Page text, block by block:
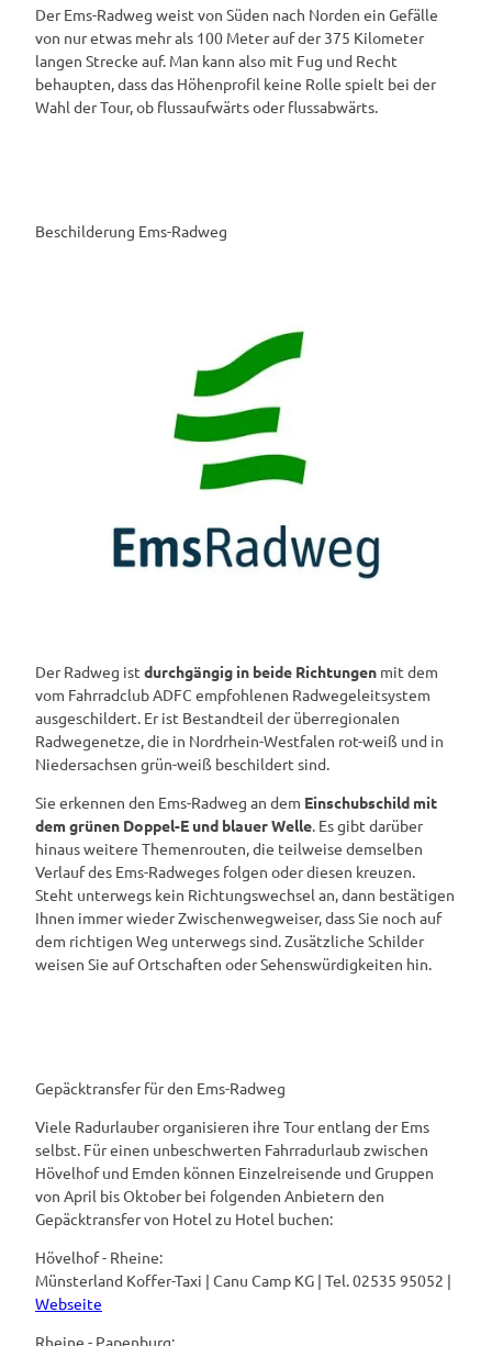
Der Ems-Radweg weist von Süden nach Norden ein Gefälle
von nur etwas mehr als 100 Meter auf der 375 Kilometer
langen Strecke auf. Man kann also mit Fug und Recht
behaupten, dass das Höhenprofil keine Rolle spielt bei der
Wahl der Tour, ob flussaufwärts oder flussabwärts.
Beschilderung Ems-Radweg
Der Radweg ist durchgängig in beide Richtungen mit dem
vom Fahrradclub ADFC empfohlenen Radwegeleitsystem
ausgeschildert. Er ist Bestandteil der überregionalen
Radwegenetze, die in Nordrhein-Westfalen rot-weiß und in
Niedersachsen grün-weiß beschildert sind.
Sie erkennen den Ems-Radweg an dem Einschubschild mit
dem grünen Doppel-E und blauer Welle. Es gibt darüber
hinaus weitere Themenrouten, die teilweise demselben
Verlauf des Ems-Radweges folgen oder diesen kreuzen.
Steht unterwegs kein Richtungswechsel an, dann bestätigen
Ihnen immer wieder Zwischenwegweiser, dass Sie noch auf
dem richtigen Weg unterwegs sind. Zusätzliche Schilder
weisen Sie auf Ortschaften oder Sehenswürdigkeiten hin.
Gepäcktransfer für den Ems-Radweg
Viele Radurlauber organisieren ihre Tour entlang der Ems
selbst. Für einen unbeschwerten Fahrradurlaub zwischen
Hövelhof und Emden können Einzelreisende und Gruppen
von April bis Oktober bei folgenden Anbietern den
Gepäcktransfer von Hotel zu Hotel buchen:
Hövelhof - Rheine:
Münsterland Koffer-Taxi | Canu Camp KG | Tel. 02535 95052 |
Webseite
Rheine - Papenburg: